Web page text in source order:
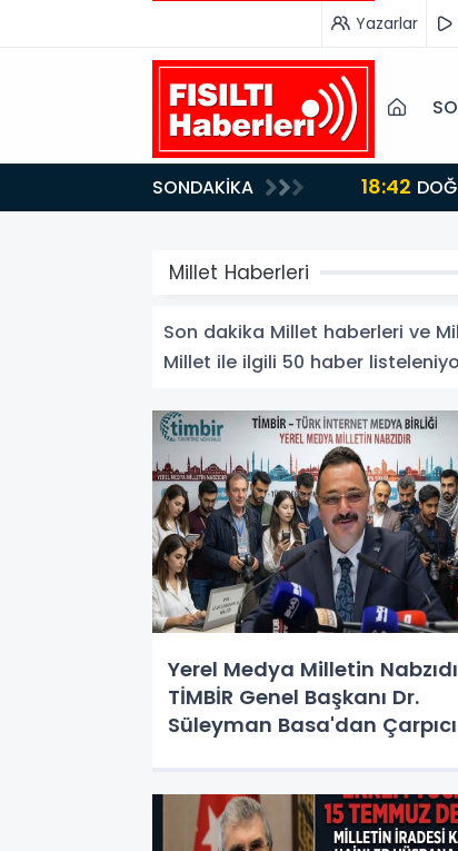
Yazarlar
SONDAKİKA
18:42
KÜLTÜRÜNÜN BULUŞMA
Millet Haberleri
Son dakika Millet haberleri ve
Millet ile ilgili 50 haber
Yerel Medya Milletin
TİMBİR Genel Başkanı Dr.
Süleyman Basa'dan Çarpıcı